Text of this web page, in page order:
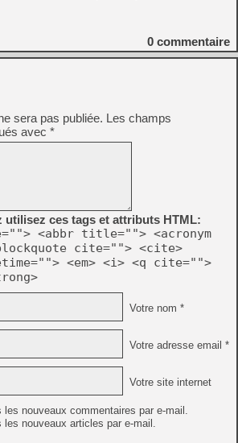
0 commentaire
sera pas publiée. Les champs
avec *
utilisez ces tags et attributs HTML:
<abbr title=""> <acronym
cite=""> <cite>
<em> <i> <q cite="">
Votre nom *
Votre adresse email *
Votre site internet
les nouveaux commentaires par e-mail.
les nouveaux articles par e-mail.